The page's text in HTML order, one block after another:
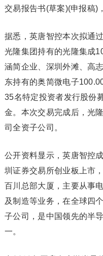
交易报告书(草案)(申报稿)
据悉，英唐智控本次拟通
光隆集团持有的光隆集成
涵简企业、深圳外滩、高
东持有的奥简微电子
35名特定投资者发行股份
金。本次交易完成后，光
司全资子公司。
公开资料显示，英唐智控
圳证券交易所创业板上市
百川总部大厦，主要从事
及制造等业务，在全球四
子公司，是中国领先的半
一。